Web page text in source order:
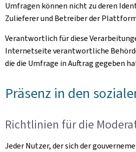
Umfragen können nicht zu deren
Zulieferer und Betreiber der
Verantwortlich für diese
Internetseite verantwortliche
die die Umfrage in Auftrag gegeben
Präsenz in den
Richtlinien für die
Jeder Nutzer, der sich der